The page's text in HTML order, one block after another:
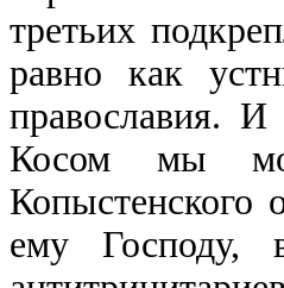
третьих
равно как
православия.
Косом мы
ему Господу,